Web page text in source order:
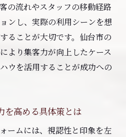
欠な注意ポイント
現地調査で失敗を防ぐ方法
た店舗リフォーム計画の立
舗営業トラブル回避の工
法的手続きポイント解説
と費用配分の考え方を紹介
の流れやスタッフの移動経路
ンし、実際の利用シーンを想
ることが大切です。仙台市の
より集客力が向上したケース
ウを活用することが成功への
を高める具体策とは
ームには、視認性と印象を左